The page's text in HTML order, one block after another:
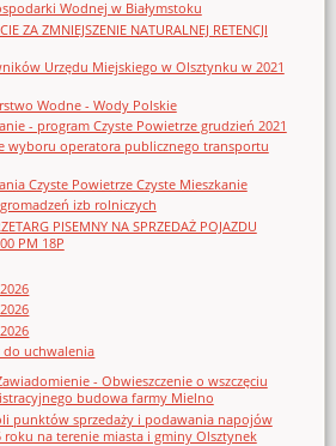
Wodnej w Białymstoku
ZA ZMNIEJSZENIE NATURALNEJ RETENCJI
Urzędu Miejskiego w Olsztynku w 2021
Wodne - Wody Polskie
- program Czyste Powietrze grudzień 2021
wyboru operatora publicznego transportu
Czyste Powietrze Czyste Mieszkanie
izb rolniczych
PISEMNY NA SPRZEDAŻ POJAZDU
PM 18P
do uchwalenia
- Obwieszczenie o wszczęciu
budowa farmy Mielno
punktów sprzedaży i podawania napojów
na terenie miasta i gminy Olsztynek